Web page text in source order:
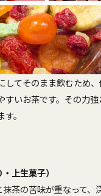
してそのまま飲むため
すいお茶です。その力
。
上生菓子）
茶の苦味が重なって、